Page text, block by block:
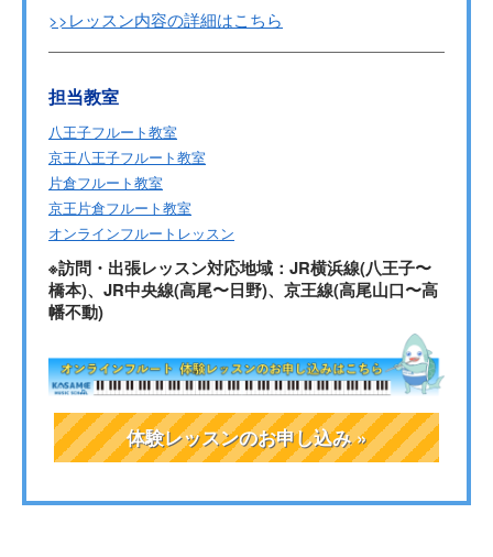
>>レッスン内容の詳細はこちら
担当教室
八王子フルート教室
京王八王子フルート教室
片倉フルート教室
京王片倉フルート教室
オンラインフルートレッスン
※訪問・出張レッスン対応地域：JR横浜線(八王子〜
橋本)、JR中央線(高尾〜日野)、京王線(高尾山口〜高
幡不動)
体験レッスンのお申し込み »